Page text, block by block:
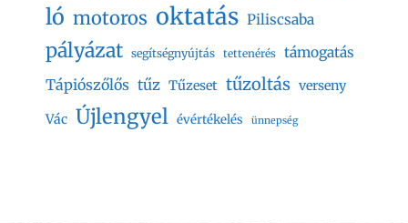
ló motoros oktatás Piliscsaba
pályázat segítségnyújtás tettenérés támogatás
Tápiószőlős tűz Tűzeset tűzoltás verseny
Vác Újlengyel évértékelés ünnepség